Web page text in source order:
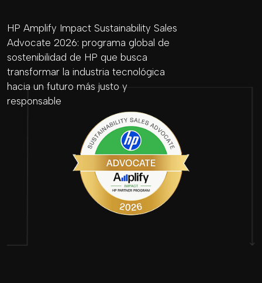
HP Amplify Impact Sustainability Sales
Advocate 2026: programa global de
sostenibilidad de HP que busca
transformar la industria tecnológica
hacia un futuro más justo y
responsable